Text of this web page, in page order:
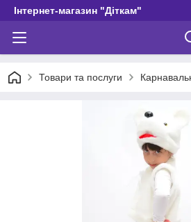
Інтернет-магазин "Діткам"
Товари та послуги